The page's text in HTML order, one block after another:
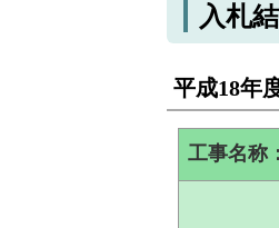
入札
平成18年
工事名称